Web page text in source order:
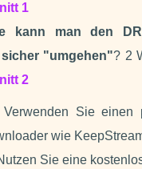
1
kann man den
sicher "umgehen"? 2
2
Verwenden Sie einen
wie
Sie eine